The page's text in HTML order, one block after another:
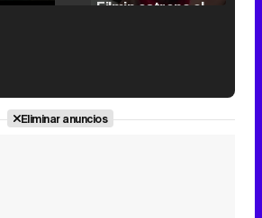
Eliminar anuncios